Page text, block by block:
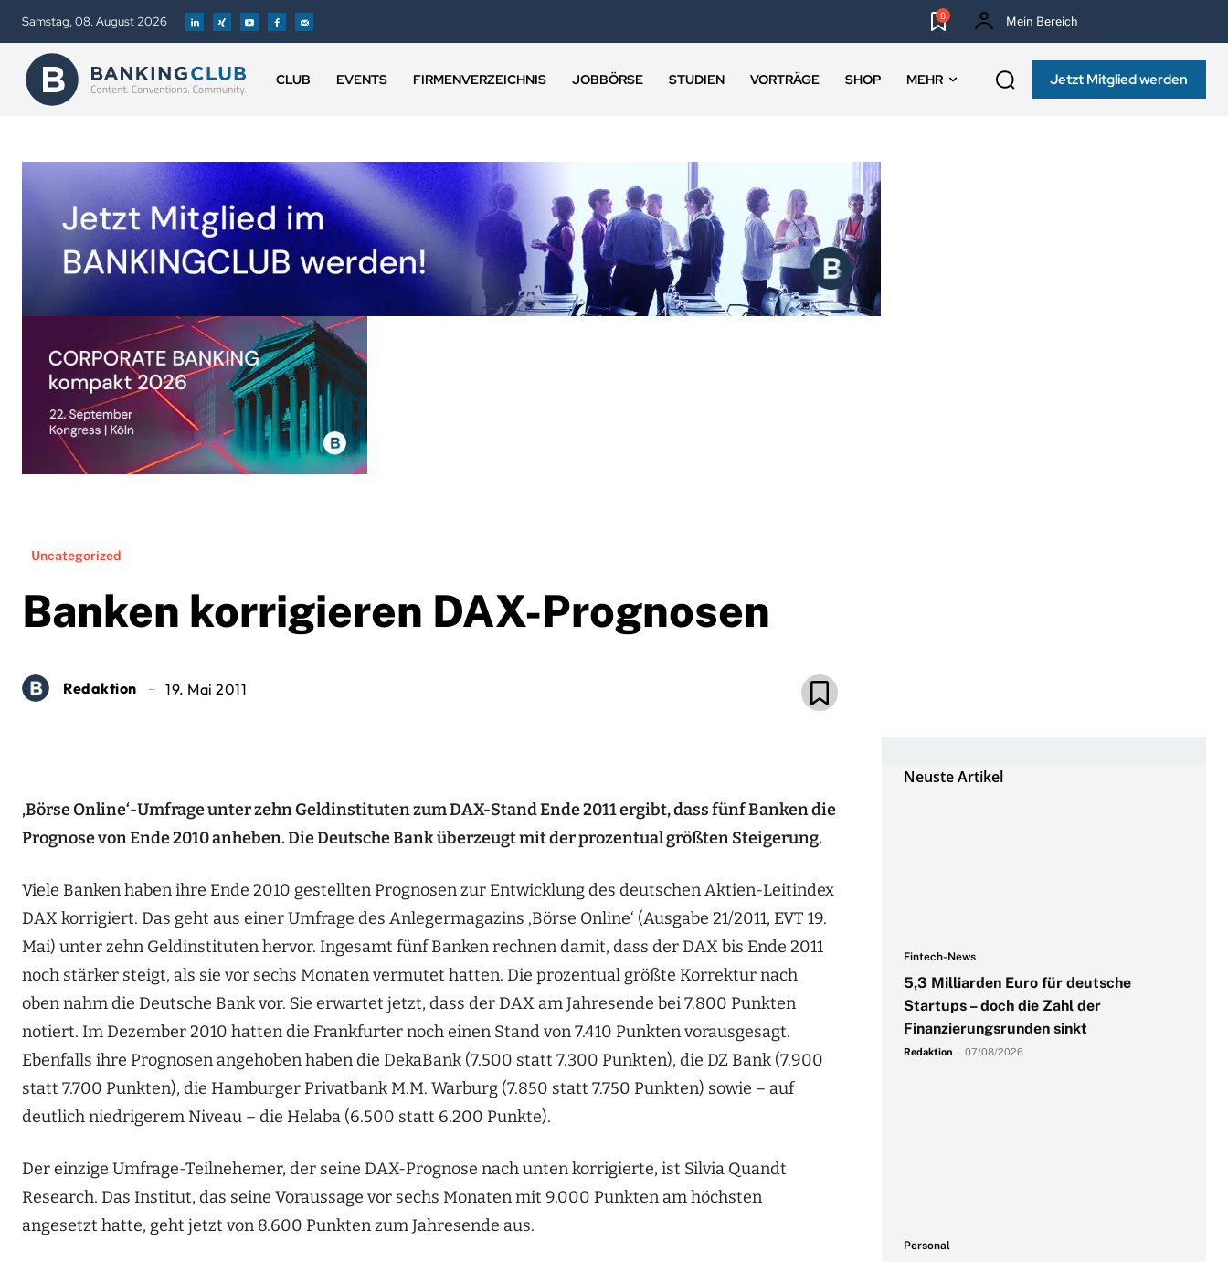
Samstag, 08. August 2026 0 Mein Bereich
CLUB EVENTS FIRMENVERZEICHNIS JOBBÖRSE STUDIEN VORTRÄGE SHOP MEHR Jetzt Mitglied werden
Uncategorized
Banken korrigieren DAX-Prognosen
Redaktion 19. Mai 2011
‚Börse Online‘-Umfrage unter zehn Geldinstituten zum DAX-Stand Ende 2011 ergibt, dass fünf Banken die
Prognose von Ende 2010 anheben. Die Deutsche Bank überzeugt mit der prozentual größten Steigerung.
Viele Banken haben ihre Ende 2010 gestellten Prognosen zur Entwicklung des deutschen Aktien-Leitindex
DAX korrigiert. Das geht aus einer Umfrage des Anlegermagazins ‚Börse Online‘ (Ausgabe 21/2011, EVT 19.
Mai) unter zehn Geldinstituten hervor. Ingesamt fünf Banken rechnen damit, dass der DAX bis Ende 2011
noch stärker steigt, als sie vor sechs Monaten vermutet hatten. Die prozentual größte Korrektur nach
oben nahm die Deutsche Bank vor. Sie erwartet jetzt, dass der DAX am Jahresende bei 7.800 Punkten
notiert. Im Dezember 2010 hatten die Frankfurter noch einen Stand von 7.410 Punkten vorausgesagt.
Ebenfalls ihre Prognosen angehoben haben die DekaBank (7.500 statt 7.300 Punkten), die DZ Bank (7.900
statt 7.700 Punkten), die Hamburger Privatbank M.M. Warburg (7.850 statt 7.750 Punkten) sowie – auf
deutlich niedrigerem Niveau – die Helaba (6.500 statt 6.200 Punkte).
Der einzige Umfrage-Teilnehemer, der seine DAX-Prognose nach unten korrigierte, ist Silvia Quandt
Research. Das Institut, das seine Voraussage vor sechs Monaten mit 9.000 Punkten am höchsten
angesetzt hatte, geht jetzt von 8.600 Punkten zum Jahresende aus.
Neuste Artikel
Fintech-News
5,3 Milliarden Euro für deutsche
Startups – doch die Zahl der
Finanzierungsrunden sinkt
Redaktion 07/08/2026
Personal